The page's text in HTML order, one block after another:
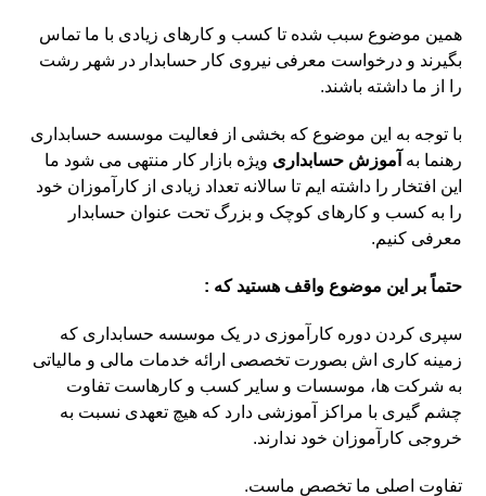
همین موضوع سبب شده تا کسب و کارهای زیادی با ما تماس
بگیرند و درخواست معرفی نیروی کار حسابدار در شهر رشت
را از ما داشته باشند.
با توجه به این موضوع که بخشی از فعالیت موسسه حسابداری
رهنما به آموزش حسابداری ویژه بازار کار منتهی می شود ما
این افتخار را داشته ایم تا سالانه تعداد زیادی از کارآموزان خود
را به کسب و کارهای کوچک و بزرگ تحت عنوان حسابدار
معرفی کنیم.
حتماً بر این موضوع واقف هستید که :
سپری کردن دوره کارآموزی در یک موسسه حسابداری که
زمینه کاری اش بصورت تخصصی ارائه خدمات مالی و مالیاتی
به شرکت ها، موسسات و سایر کسب و کارهاست تفاوت
چشم گیری با مراکز آموزشی دارد که هیچ تعهدی نسبت به
خروجی کارآموزان خود ندارند.
تفاوت اصلی ما تخصص ماست.